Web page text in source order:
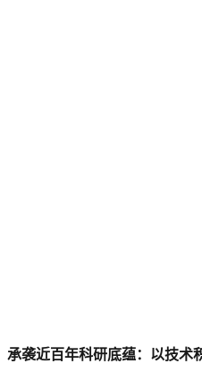
承袭近百年科研底蕴：以技术